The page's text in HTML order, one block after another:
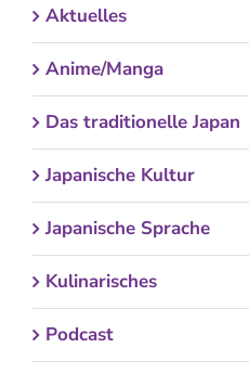
Aktuelles
Anime/Manga
Das traditionelle Japan
Japanische Kultur
Japanische Sprache
Kulinarisches
Podcast